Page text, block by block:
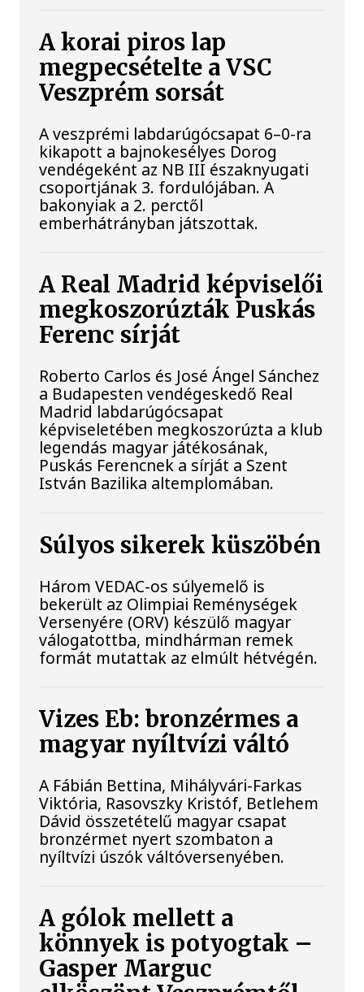
A korai piros lap
megpecsételte a VSC
Veszprém sorsát
A veszprémi labdarúgócsapat 6–0-ra
kikapott a bajnokesélyes Dorog
vendégeként az NB III északnyugati
csoportjának 3. fordulójában. A
bakonyiak a 2. perctől
emberhátrányban játszottak.
A Real Madrid képviselői
megkoszorúzták Puskás
Ferenc sírját
Roberto Carlos és José Ángel Sánchez
a Budapesten vendégeskedő Real
Madrid labdarúgócsapat
képviseletében megkoszorúzta a klub
legendás magyar játékosának,
Puskás Ferencnek a sírját a Szent
István Bazilika altemplomában.
Súlyos sikerek küszöbén
Három VEDAC-os súlyemelő is
bekerült az Olimpiai Reménységek
Versenyére (ORV) készülő magyar
válogatottba, mindhárman remek
formát mutattak az elmúlt hétvégén.
Vizes Eb: bronzérmes a
magyar nyíltvízi váltó
A Fábián Bettina, Mihályvári-Farkas
Viktória, Rasovszky Kristóf, Betlehem
Dávid összetételű magyar csapat
bronzérmet nyert szombaton a
nyíltvízi úszók váltóversenyében.
A gólok mellett a
könnyek is potyogtak –
Gasper Marguc